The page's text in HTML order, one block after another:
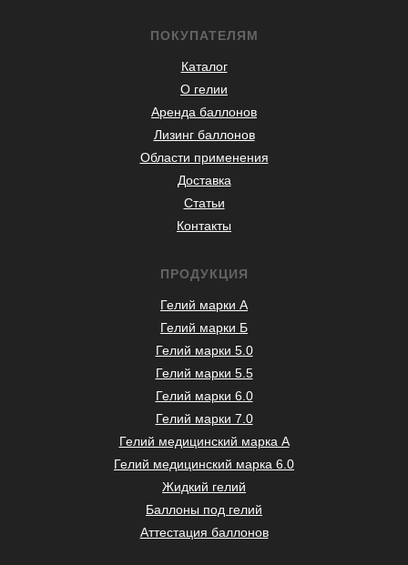
ПРОДУКЦИЯ
Гелий марки А
Гелий марки Б
Гелий марки 5.0
Гелий марки 5.5
Гелий марки 6.0
Гелий марки 7.0
Гелий медицинский марка А
Гелий медицинский марка 6.0
Жидкий гелий
Баллоны под гелий
Аттестация баллонов
ПОКУПАТЕЛЯМ
Каталог
О гелии
Аренда баллонов
Лизинг баллонов
Области применения
Доставка
Статьи
Контакты